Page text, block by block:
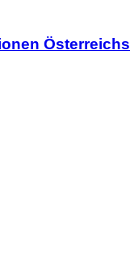
Österreichs